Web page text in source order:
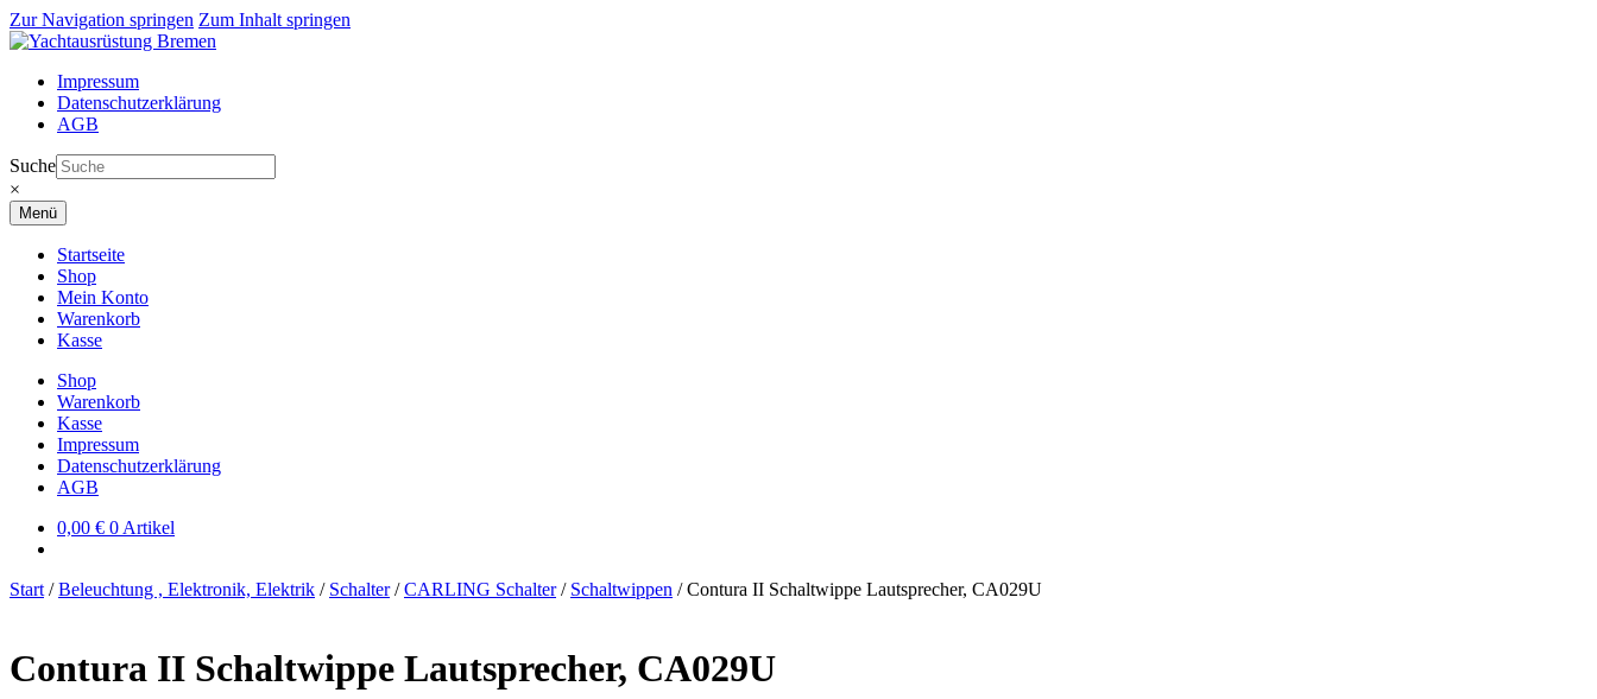
Zur Navigation springen Zum Inhalt springen
Impressum
Datenschutzerklärung
AGB
Suche
×
Menü
Startseite
Shop
Mein Konto
Warenkorb
Kasse
Shop
Warenkorb
Kasse
Impressum
Datenschutzerklärung
AGB
0,00 € 0 Artikel
Start /Beleuchtung , Elektronik, Elektrik / Schalter/CARLING Schalter/ Schaltwippen /Contura II Schaltwippe Lautsprecher, CA029U
Contura II Schaltwippe Lautsprecher, CA029U